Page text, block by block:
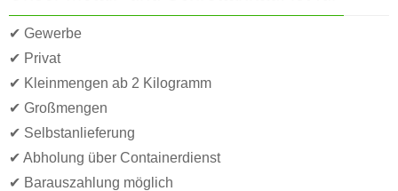
✔ Gewerbe
✔ Privat
✔ Kleinmengen ab 2 Kilogramm
✔ Großmengen
✔ Selbstanlieferung
✔ Abholung über Containerdienst
✔ Barauszahlung möglich